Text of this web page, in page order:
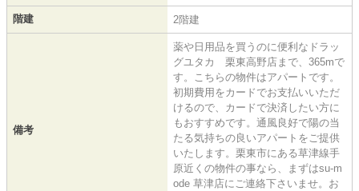
階建 2階建
備考
薬や日用品を買うのに便利なドラッ
グユタカ 栗東高野店まで、365mで
す。こちらの物件はアパートです。
初期費用をカードでお支払いいただ
けるので、カードで決済したい方に
もおすすめです。通風良好で陽の当
たる気持ちの良いアパートをご提供
いたします。栗東市にある草津線手
原近くの物件の事なら、まずはsu-m
ode 草津店にご連絡下さいませ。お